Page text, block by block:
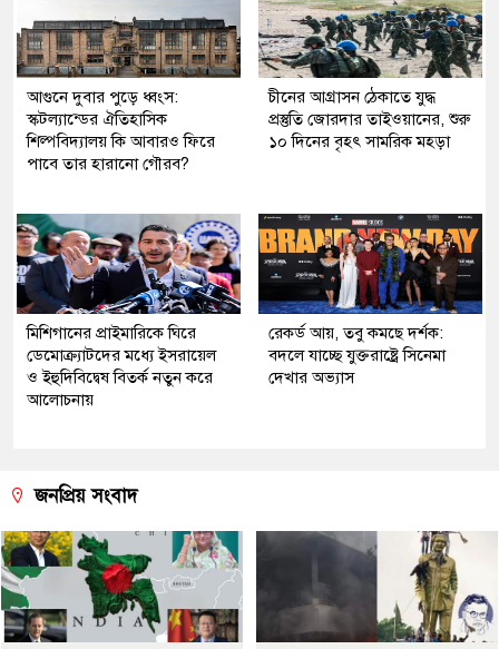
আগুনে দুবার পুড়ে ধ্বংস:
স্কটল্যান্ডের ঐতিহাসিক
শিল্পবিদ্যালয় কি আবারও ফিরে
পাবে তার হারানো গৌরব?
চীনের আগ্রাসন ঠেকাতে যুদ্ধ
প্রস্তুতি জোরদার তাইওয়ানের, শুরু
১০ দিনের বৃহৎ সামরিক মহড়া
মিশিগানের প্রাইমারিকে ঘিরে
ডেমোক্র্যাটদের মধ্যে ইসরায়েল
ও ইহুদিবিদ্বেষ বিতর্ক নতুন করে
আলোচনায়
রেকর্ড আয়, তবু কমছে দর্শক:
বদলে যাচ্ছে যুক্তরাষ্ট্রে সিনেমা
দেখার অভ্যাস
জনপ্রিয় সংবাদ